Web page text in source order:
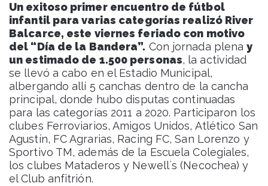
Un exitoso primer encuentro de fútbol
infantil para varias categorías realizó River
Balcarce, este viernes feriado con motivo
del “Día de la Bandera”. Con jornada plenay
un estimado de 1.500 personas, la actividad
se llevó a cabo en el Estadio Municipal,
albergando allí 5 canchas dentro de la cancha
principal, donde hubo disputas continuadas
para las categorías 2011 a 2020. Participaron los
clubes Ferroviarios, Amigos Unidos, Atlético San
Agustín, FC Agrarias, Racing FC, San Lorenzo y
Sportivo TM, además de la Escuela Colegiales,
los clubes Mataderos y Newell`s (Necochea) y
el Club anfitrión.